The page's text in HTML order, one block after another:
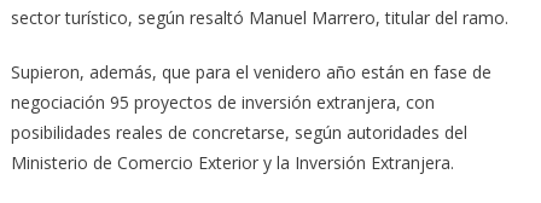
sector turístico, según resaltó Manuel Marrero, titular del ramo.
Supieron, además, que para el venidero año están en fase de
negociación 95 proyectos de inversión extranjera, con
posibilidades reales de concretarse, según autoridades del
Ministerio de Comercio Exterior y la Inversión Extranjera.